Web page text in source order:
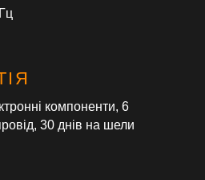
компоненти, 6
30 днів на шели